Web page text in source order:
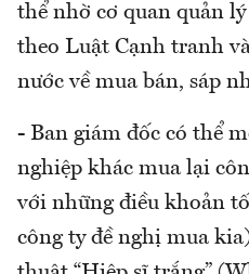
thể nhờ cơ quan quản
theo Luật Cạnh tranh
nước về mua bán, sáp
- Ban giám đốc có thể
nghiệp khác mua lại
với những điều khoản
công ty đề nghị mua